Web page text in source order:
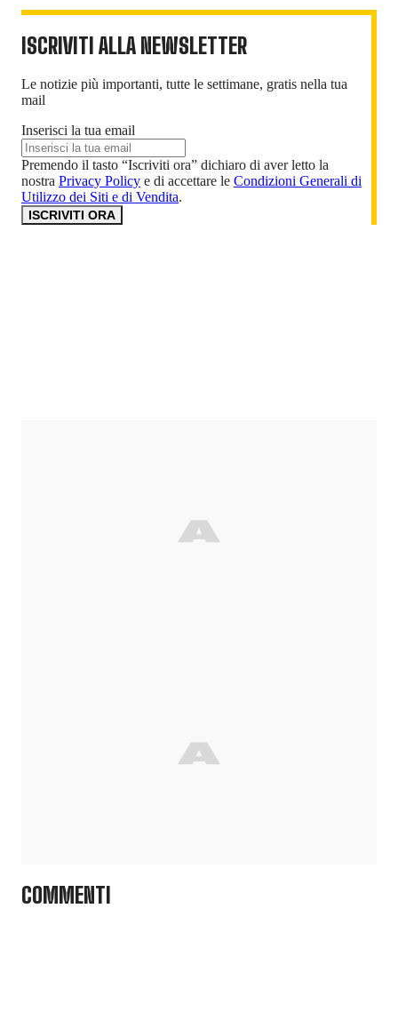
ISCRIVITI ALLA NEWSLETTER
Le notizie più importanti, tutte le settimane, gratis nella tua
mail
Inserisci la tua email
Premendo il tasto “Iscriviti ora” dichiaro di aver letto la
nostra Privacy Policy e di accettare le Condizioni Generali di
Utilizzo dei Siti e di Vendita.
ISCRIVITI ORA
COMMENTI